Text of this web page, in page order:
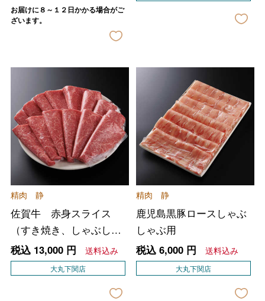
お届けに８～１２日かかる場合がご
ざいます。
精肉 静
佐賀牛 赤身スライス
（すき焼き、しゃぶしゃ
ぶ用）
税込 13,000円 送料込み
大丸下関店
精肉 静
鹿児島黒豚ロースしゃぶ
しゃぶ用
税込 6,000円 送料込み
大丸下関店